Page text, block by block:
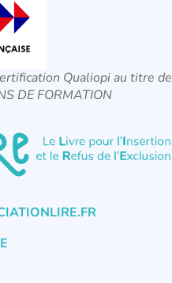
Qualiopi au titre de
DE FORMATION